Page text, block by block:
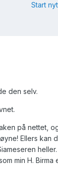
Start
den selv.
på nettet,
Ellers kan
min H. Birma